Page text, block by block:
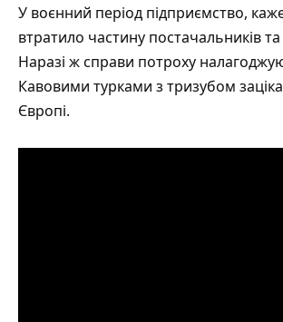
У воєнний період підприємство,
втратило частину постачальників та
Наразі ж справи потроху
Кавовими турками з тризубом
Європі.